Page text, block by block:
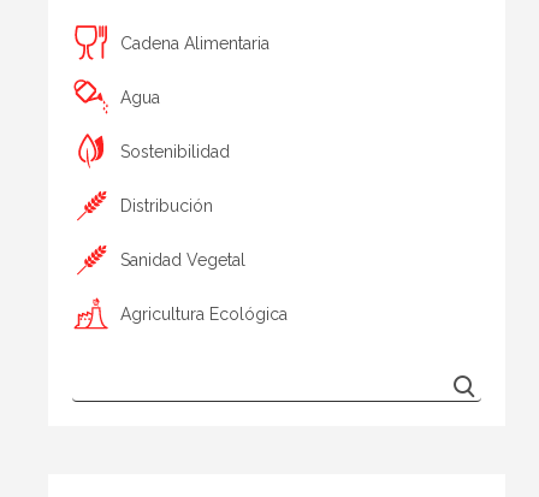
Cadena Alimentaria
Agua
Sostenibilidad
Distribución
Sanidad Vegetal
Agricultura Ecológica